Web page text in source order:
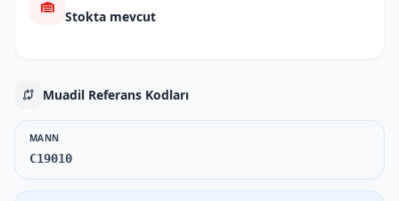
Stokta mevcut
Muadil Referans Kodları
MANN
C19010